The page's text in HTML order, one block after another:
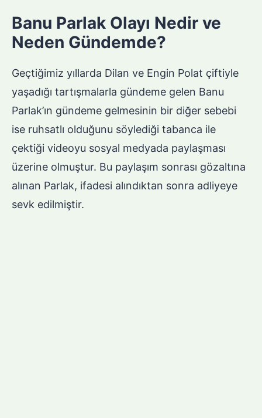
Banu Parlak Olayı Nedir ve
Neden Gündemde?
Geçtiğimiz yıllarda Dilan ve Engin Polat çiftiyle
yaşadığı tartışmalarla gündeme gelen Banu
Parlak’ın gündeme gelmesinin bir diğer sebebi
ise ruhsatlı olduğunu söylediği tabanca ile
çektiği videoyu sosyal medyada paylaşması
üzerine olmuştur. Bu paylaşım sonrası gözaltına
alınan Parlak, ifadesi alındıktan sonra adliyeye
sevk edilmiştir.